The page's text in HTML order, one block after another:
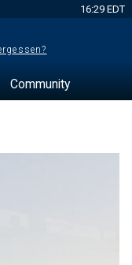
16:29 EDT
Community